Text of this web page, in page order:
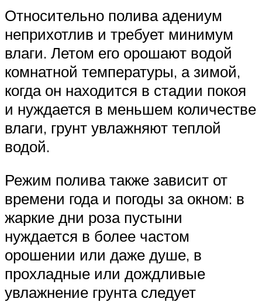
Относительно полива адениум
неприхотлив и требует минимум
влаги. Летом его орошают водой
комнатной температуры, а зимой,
когда он находится в стадии покоя
и нуждается в меньшем количестве
влаги, грунт увлажняют теплой
водой.
Режим полива также зависит от
времени года и погоды за окном: в
жаркие дни роза пустыни
нуждается в более частом
орошении или даже душе, в
прохладные или дождливые
увлажнение грунта следует